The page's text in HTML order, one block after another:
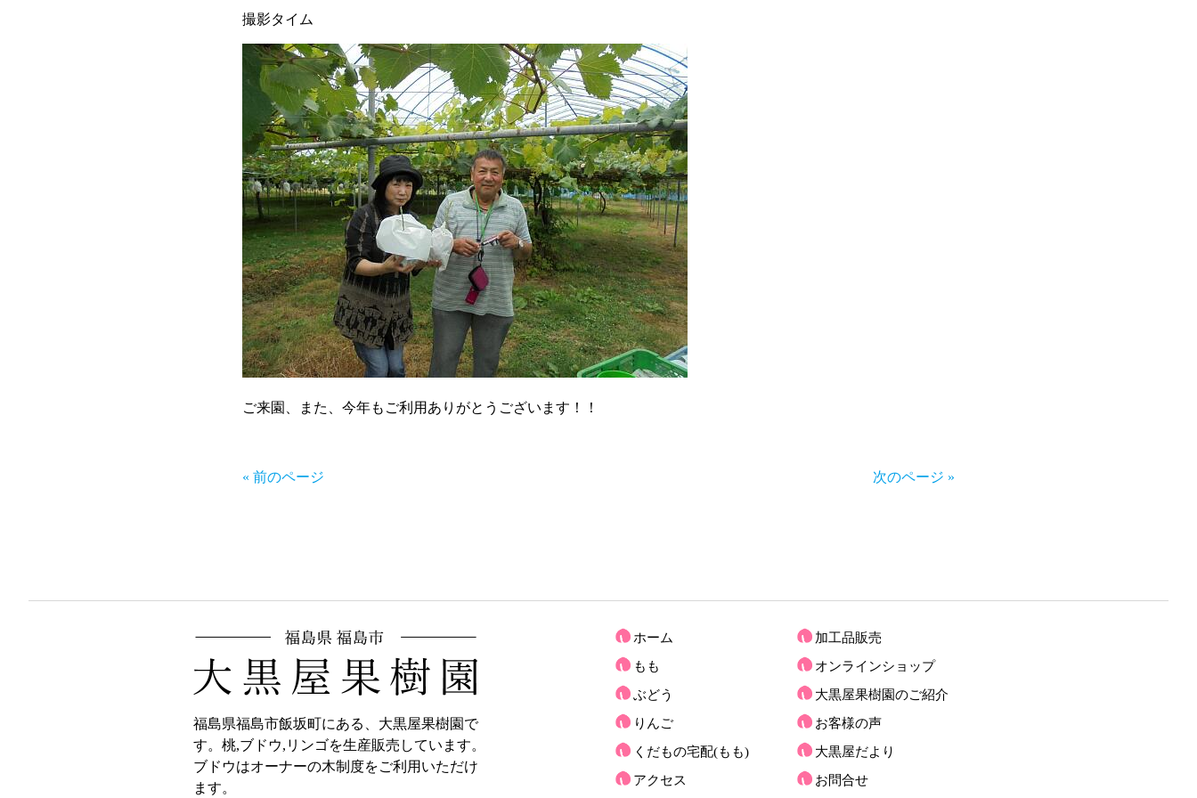
撮影タイム
ご来園、また、今年もご利用ありがとうございます！！
« 前のページ 次のページ »
福島県福島市飯坂町にある、大黒屋果樹園で
す。桃,ブドウ,リンゴを生産販売しています。
ブドウはオーナーの木制度をご利用いただけ
ます。
ホーム
もも
ぶどう
りんご
くだもの宅配(もも)
アクセス
加工品販売
オンラインショップ
大黒屋果樹園のご紹介
お客様の声
大黒屋だより
お問合せ